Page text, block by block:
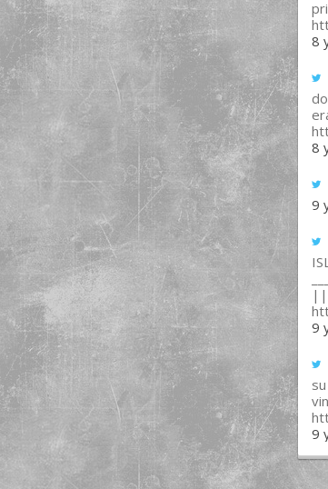
8
8
9
||l
9
9